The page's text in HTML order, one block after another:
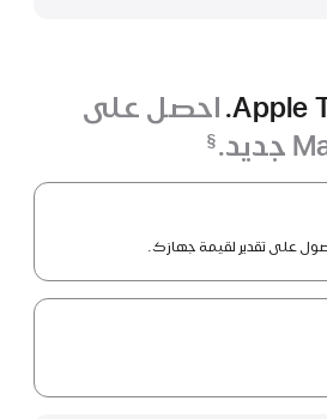
احصل على
§
على تقدير لقيمة جهازك.